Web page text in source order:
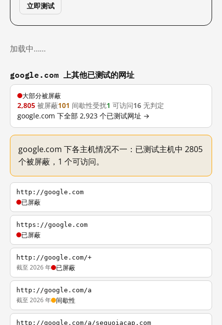
立即测试
加载中……
google.com 上其他已测试的网址
大部分被屏蔽
2,805 被屏蔽101 间歇性受扰1 可访问16 无判定
google.com 下全部 2,923 个已测试网址 →
google.com 下各主机情况不一：已测试主机中 2805
个被屏蔽，1 个可访问。
http://google.com
已屏蔽
https://google.com
已屏蔽
http://google.com/+
截至 2026 年 已屏蔽
http://google.com/a
截至 2026 年 间歇性
http://google.com/a/sequoiacap.com